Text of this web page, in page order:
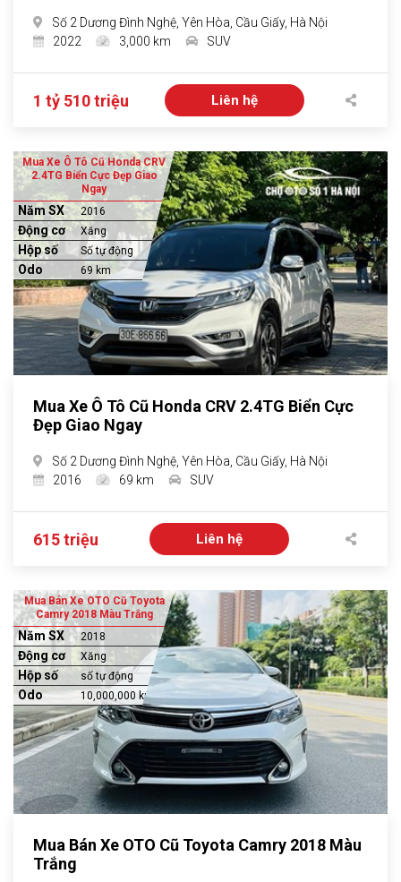
Số 2 Dương Đình Nghệ, Yên Hòa, Cầu Giấy, Hà Nội
2022
3,000 km SUV
1 tỷ 510 triệu Liên hệ
Mua Xe Ô Tô Cũ Honda CRV
2.4TG Biển Cực Đẹp Giao
Ngay
Năm SX 2016
Động cơ Xăng
Hộp số Số tự động
Odo 69 km
Mua Xe Ô Tô Cũ Honda CRV 2.4TG Biển Cực
Đẹp Giao Ngay
Số 2 Dương Đình Nghệ, Yên Hòa, Cầu Giấy, Hà Nội
2016
69 km SUV
615 triệu Liên hệ
Mua Bán Xe OTO Cũ Toyota
Camry 2018 Màu Trắng
Năm SX 2018
Động cơ Xăng
Hộp số số tự động
Odo 10,000,000 km
Mua Bán Xe OTO Cũ Toyota Camry 2018 Màu
Trắng